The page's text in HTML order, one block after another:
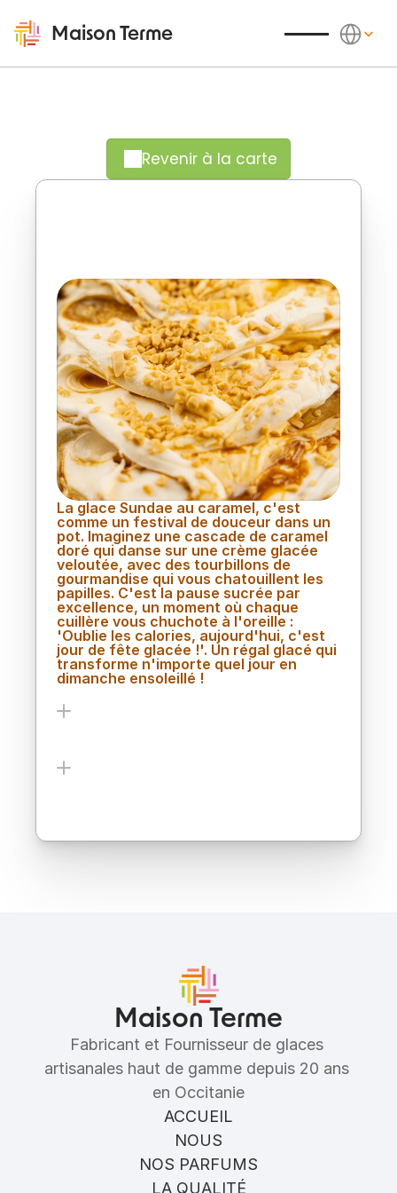
Maison Terme
Revenir à la carte
Venez comme vous êtes pour notre
généreux sundae caramel
La glace Sundae au caramel, c'est
comme un festival de douceur dans un
pot. Imaginez une cascade de caramel
doré qui danse sur une crème glacée
veloutée, avec des tourbillons de
gourmandise qui vous chatouillent les
papilles. C'est la pause sucrée par
excellence, un moment où chaque
cuillère vous chuchote à l'oreille :
'Oublie les calories, aujourd'hui, c'est
jour de fête glacée !'. Un régal glacé qui
transforme n'importe quel jour en
dimanche ensoleillé !
Ingrédients
Maison Terme
Fabricant et Fournisseur de glaces
artisanales haut de gamme depuis 20 ans
en Occitanie
ACCUEIL
NOUS
NOS PARFUMS
LA QUALITÉ